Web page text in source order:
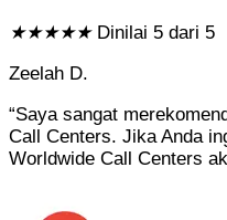
★★★★★ Dinilai 5 dari 5
Zeelah D.
“Saya sangat
Call Centers. Jika Anda
Worldwide Call Centers